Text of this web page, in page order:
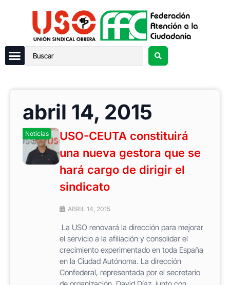
abril 14, 2015
Noticias
USO-CEUTA constituirá
una nueva gestora que se
hará cargo de dirigir el
sindicato
ABRIL 14, 2015
La USO renovará la dirección para mejorar
el servicio a la afiliación y consolidar el
crecimiento experimentado en toda España
en la Ciudad Autónoma. La dirección
Confederal, representada por el secretario